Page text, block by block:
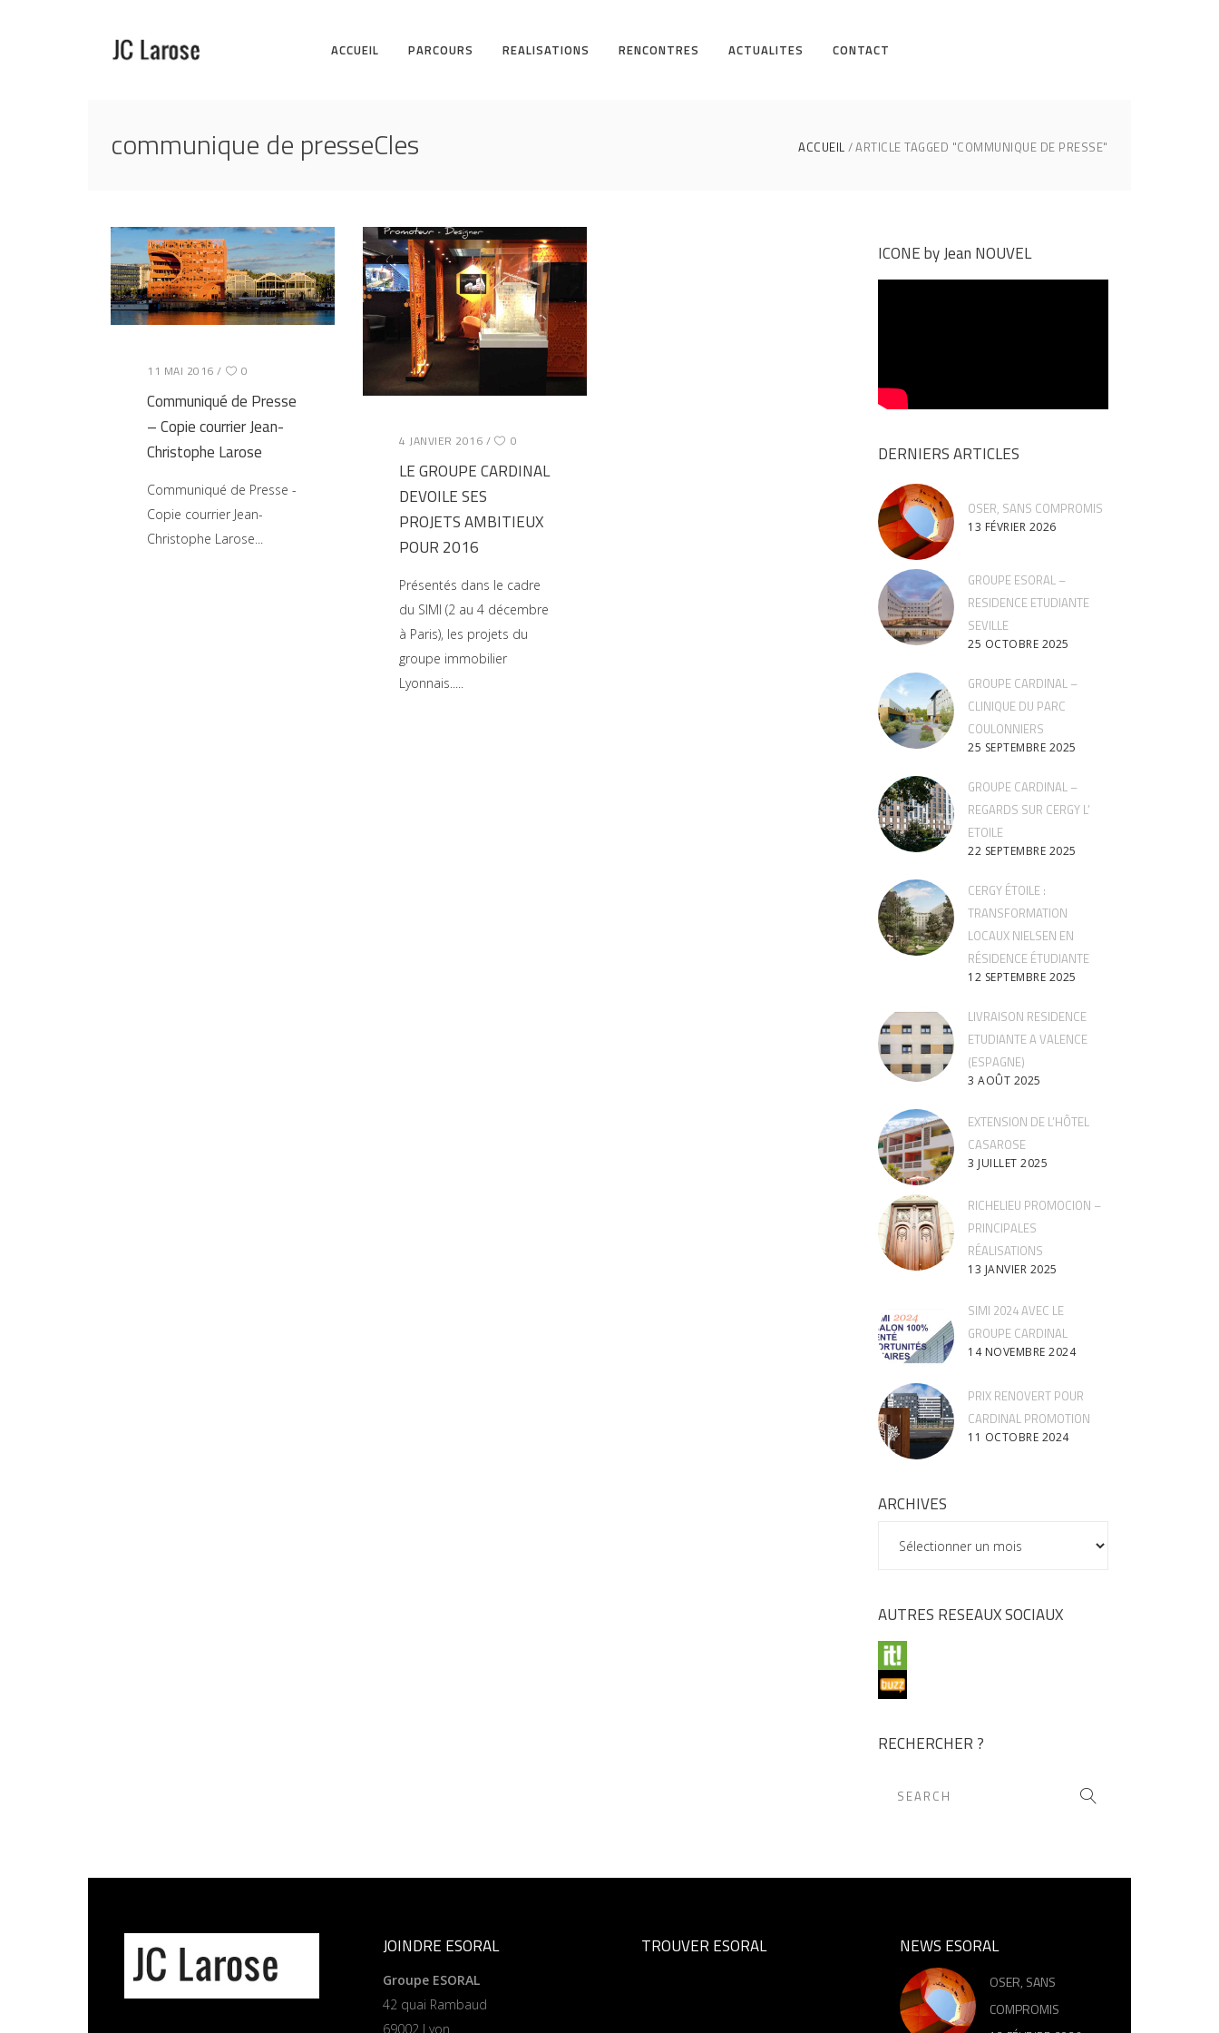
ACCUEIL PARCOURS REALISATIONS RENCONTRES ACTUALITES CONTACT
communique de presseCles ACCUEIL ARTICLE TAGGED "COMMUNIQUE DE PRESSE"
11 MAI 2016 0
Communiqué de Presse
– Copie courrier Jean-
Christophe Larose
Communiqué de Presse -
Copie courrier Jean-
Christophe Larose
4 JANVIER 2016 0
LE GROUPE CARDINAL
DEVOILE SES
PROJETS AMBITIEUX
POUR 2016
Présentés dans le cadre
du SIMI (2 au 4 décembre
à Paris), les projets du
groupe immobilier
Lyonnais..
ICONE by Jean NOUVEL
DERNIERS ARTICLES
OSER, SANS COMPROMIS
13 FÉVRIER 2026
GROUPE ESORAL –
RESIDENCE ETUDIANTE
SEVILLE
25 OCTOBRE 2025
GROUPE CARDINAL –
CLINIQUE DU PARC
COULONNIERS
25 SEPTEMBRE 2025
GROUPE CARDINAL –
REGARDS SUR CERGY L’
ETOILE
22 SEPTEMBRE 2025
CERGY ÉTOILE :
TRANSFORMATION
LOCAUX NIELSEN EN
RÉSIDENCE ÉTUDIANTE
12 SEPTEMBRE 2025
LIVRAISON RESIDENCE
ETUDIANTE A VALENCE
(ESPAGNE)
3 AOÛT 2025
EXTENSION DE L’HÔTEL
CASAROSE
3 JUILLET 2025
RICHELIEU PROMOCION –
PRINCIPALES
RÉALISATIONS
13 JANVIER 2025
SIMI 2024 AVEC LE
GROUPE CARDINAL
14 NOVEMBRE 2024
PRIX RENOVERT POUR
CARDINAL PROMOTION
11 OCTOBRE 2024
ARCHIVES
ARCHIVES
AUTRES RESEAUX SOCIAUX
RECHERCHER ?
JOINDRE ESORAL
Groupe ESORAL
42 quai Rambaud
69002 Lyon
TROUVER ESORAL NEWS ESORAL
OSER, SANS
COMPROMIS